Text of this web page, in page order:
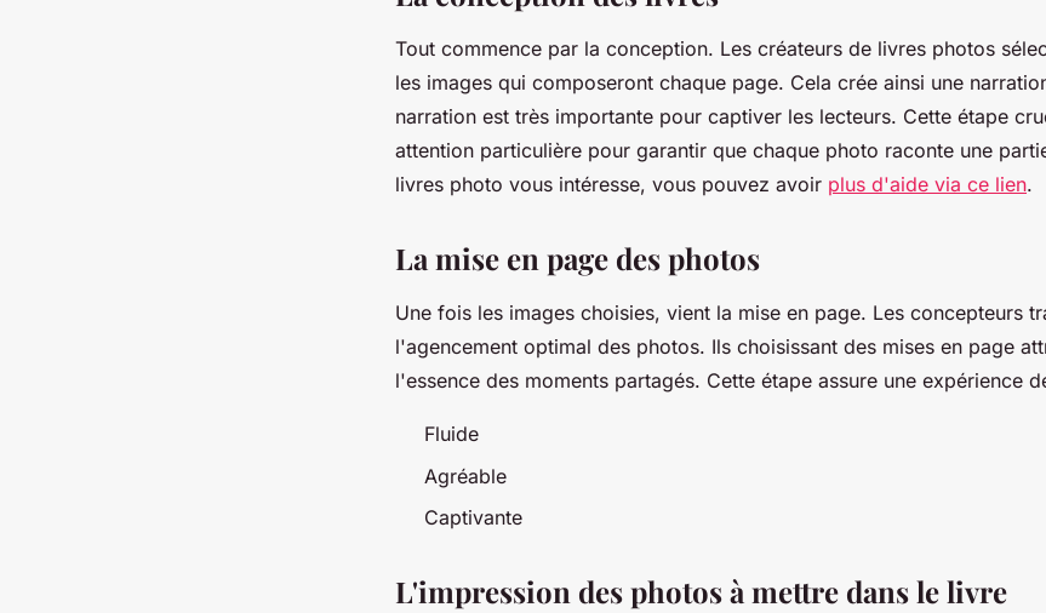
Tout commence par la conception. Les créateurs de livres photos
les images qui composeront chaque page. Cela crée ainsi une
narration est très importante pour captiver les lecteurs. Cette étape
attention particulière pour garantir que chaque photo raconte une
livres photo vous intéresse, vous pouvez avoir plus d'aide via ce lien.
La mise en page des photos
Une fois les images choisies, vient la mise en page. Les concepteurs
l'agencement optimal des photos. Ils choisissant des mises en page
l'essence des moments partagés. Cette étape assure une expérience
Fluide
Agréable
Captivante
L'impression des photos à mettre dans le livre